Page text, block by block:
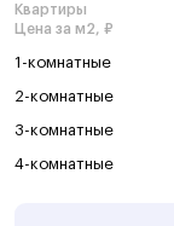
Квартиры
Цена за м2, ₽
1-комнатные
2-комнатные
3-комнатные
4-комнатные